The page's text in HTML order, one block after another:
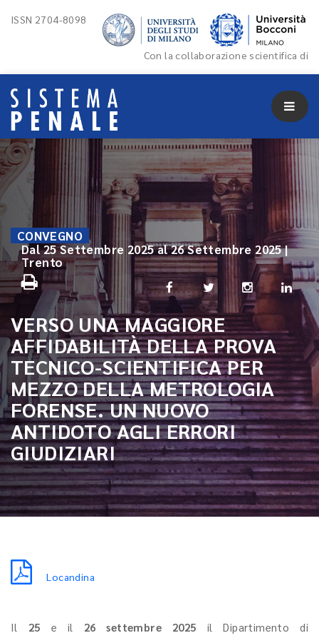
ISSN 2704-8098
Con la collaborazione scientifica di
CONVEGNO
Dal 25 Settembre 2025 al 26 Settembre 2025 |
Trento
VERSO UNA MAGGIORE
AFFIDABILITÀ DELLA PROVA
TECNICO-SCIENTIFICA PER
MEZZO DELLA METROLOGIA
FORENSE. UN NUOVO
ANTIDOTO AGLI ERRORI
GIUDIZIARI
Locandina
Il 25 e il 26 settembre 2025 il Dipartimento di